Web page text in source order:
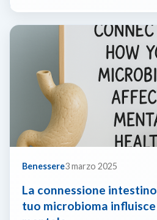
Benessere3 marzo 2025
La connessione
tuo microbioma